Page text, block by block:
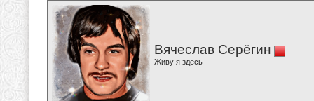
Вячеслав Серёгин
Живу я здесь